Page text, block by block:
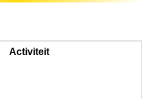
Activiteit